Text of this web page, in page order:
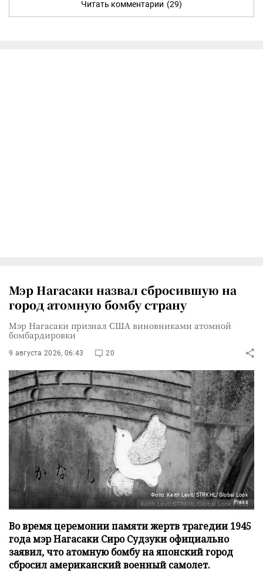
Читать комментарии (29)
Мэр Нагасаки назвал сбросившую на
город атомную бомбу страну
Мэр Нагасаки признал США виновниками атомной
бомбардировки
9 августа 2026, 06:43 20
Фото: Keith Levit/STRKHL/Global Look
Press
Во время церемонии памяти жертв трагедии 1945
года мэр Нагасаки Сиро Судзуки официально
заявил, что атомную бомбу на японский город
сбросил американский военный самолет.